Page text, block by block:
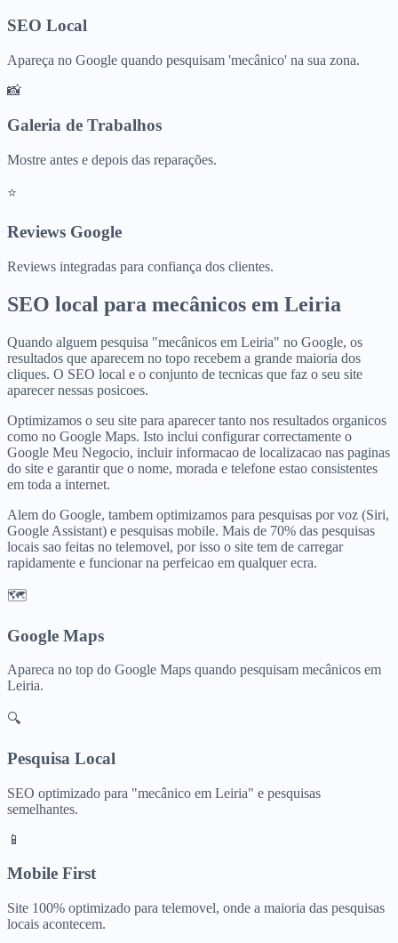
SEO Local
Apareça no Google quando pesquisam 'mecânico' na sua zona.
📸
Galeria de Trabalhos
Mostre antes e depois das reparações.
⭐
Reviews Google
Reviews integradas para confiança dos clientes.
SEO local para mecânicos em Leiria
Quando alguem pesquisa "mecânicos em Leiria" no Google, os
resultados que aparecem no topo recebem a grande maioria dos
cliques. O SEO local e o conjunto de tecnicas que faz o seu site
aparecer nessas posicoes.
Optimizamos o seu site para aparecer tanto nos resultados organicos
como no Google Maps. Isto inclui configurar correctamente o
Google Meu Negocio, incluir informacao de localizacao nas paginas
do site e garantir que o nome, morada e telefone estao consistentes
em toda a internet.
Alem do Google, tambem optimizamos para pesquisas por voz (Siri,
Google Assistant) e pesquisas mobile. Mais de 70% das pesquisas
locais sao feitas no telemovel, por isso o site tem de carregar
rapidamente e funcionar na perfeicao em qualquer ecra.
🗺️
Google Maps
Apareca no top do Google Maps quando pesquisam mecânicos em
Leiria.
🔍
Pesquisa Local
SEO optimizado para "mecânico em Leiria" e pesquisas
semelhantes.
📱
Mobile First
Site 100% optimizado para telemovel, onde a maioria das pesquisas
locais acontecem.